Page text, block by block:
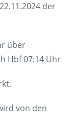
der
über
Hbf 07:14 Uhr
von den